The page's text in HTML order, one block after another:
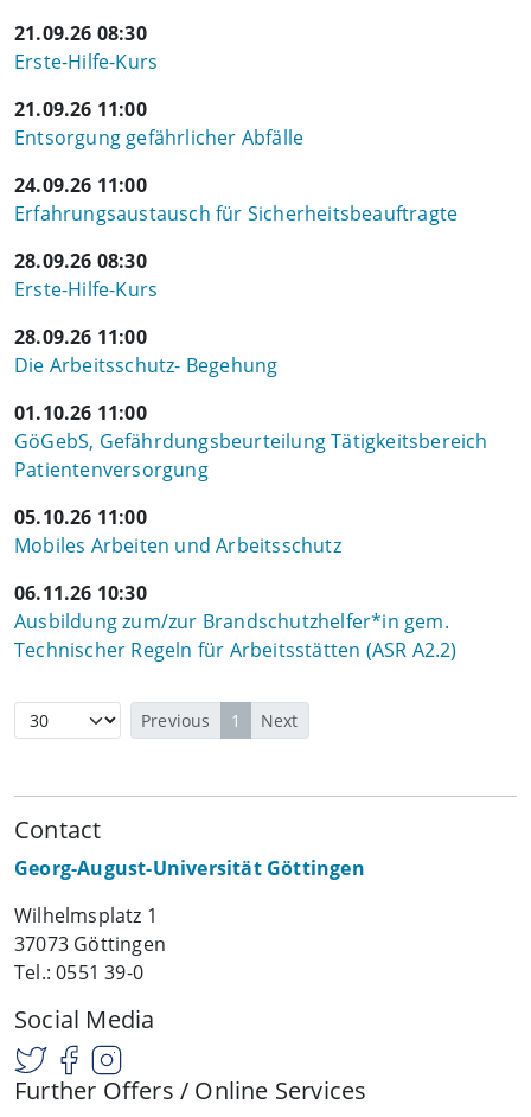
21.09.26 08:30
Erste-Hilfe-Kurs
21.09.26 11:00
Entsorgung gefährlicher Abfälle
24.09.26 11:00
Erfahrungsaustausch für Sicherheitsbeauftragte
28.09.26 08:30
Erste-Hilfe-Kurs
28.09.26 11:00
Die Arbeitsschutz- Begehung
01.10.26 11:00
GöGebS, Gefährdungsbeurteilung Tätigkeitsbereich
Patientenversorgung
05.10.26 11:00
Mobiles Arbeiten und Arbeitsschutz
06.11.26 10:30
Ausbildung zum/zur Brandschutzhelfer*in gem.
Technischer Regeln für Arbeitsstätten (ASR A2.2)
Previous 1 Next
Contact
Georg-August-Universität Göttingen
Wilhelmsplatz 1
37073 Göttingen
Tel.: 0551 39-0
Social Media
Further Offers / Online Services